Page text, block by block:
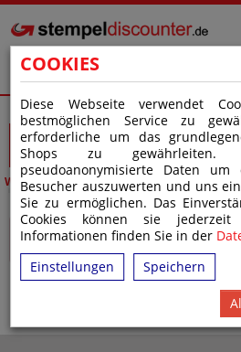
COOKIES
Diese Webseite verwendet
bestmöglichen Service zu
erforderliche um das
Shops zu gewährleiten.
pseudoanonymisierte Daten
Besucher auszuwerten und uns
Sie zu ermöglichen. Das
Cookies können sie jederzeit
Informationen finden Sie in der
Einstellungen
Speichern
1
WARENKORB
2
VERSAND
Ihr Warenkorb ist leer!